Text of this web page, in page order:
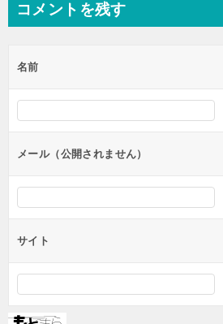
コメントを残す
名前
メール（公開されません）
サイト